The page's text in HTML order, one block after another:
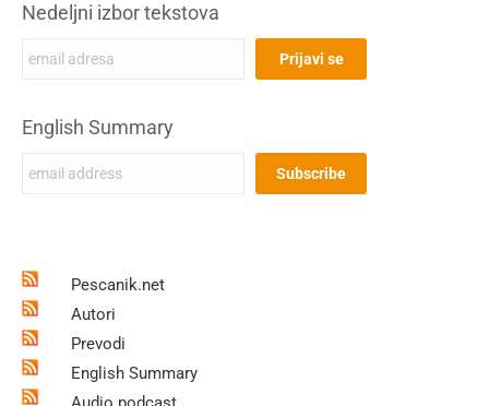
Nedeljni izbor tekstova
English Summary
Pescanik.net
Autori
Prevodi
English Summary